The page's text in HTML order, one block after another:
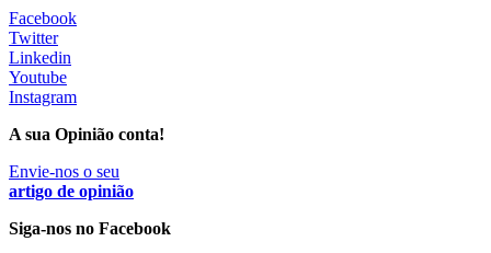
Quase 11.900 jovens recorreram aos cheques psicólogo e
nutricionista no primeiro mês
7 Ago, 2026
ULS de Coimbra estreia cirurgia endoscópica do ouvido com
apoio robótico em Portugal
7 Ago, 2026 0 Comments
Facebook
Twitter
Linkedin
Youtube
Instagram
A sua Opinião conta!
Envie-nos o seu
artigo de opinião
Siga-nos no Facebook